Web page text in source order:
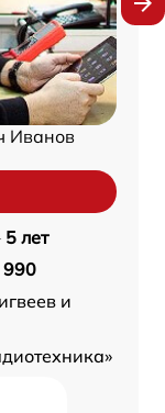
Иванов
5 лет
990
и